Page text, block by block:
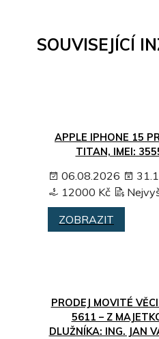
SOUVISEJÍCÍ
APPLE IPHONE 15
TITAN, IMEI:
06.08.2026
12000 Kč
ZOBRAZIT
PRODEJ MOVITÉ
5611 – Z
DLUŽNÍKA: ING. JAN